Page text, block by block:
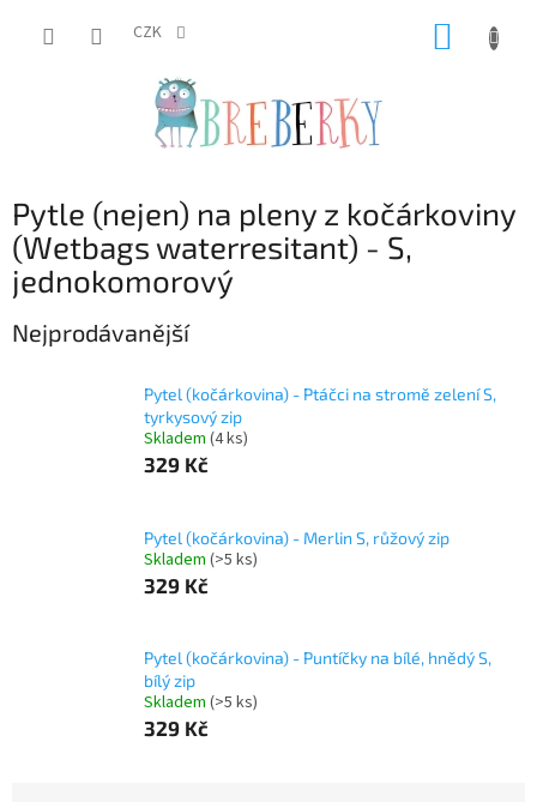
CZK
Pytle (nejen) na pleny z kočárkoviny
(Wetbags waterresitant) - S,
jednokomorový
Nejprodávanější
Pytel (kočárkovina) - Ptáčci na stromě zelení S,
tyrkysový zip
Skladem (4 ks)
329 Kč
Pytel (kočárkovina) - Merlin S, růžový zip
Skladem (>5 ks)
329 Kč
Pytel (kočárkovina) - Puntíčky na bílé, hnědý S,
bílý zip
Skladem (>5 ks)
329 Kč